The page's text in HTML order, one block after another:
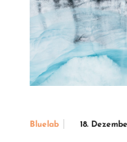
Bluelab 18.